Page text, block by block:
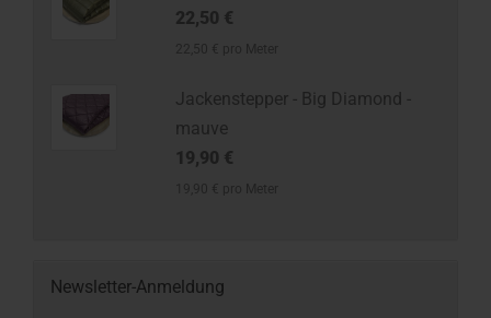
22,50 €
Jackenstepper - Big Diamond -
mauve
19,90 €
Newsletter-Anmeldung